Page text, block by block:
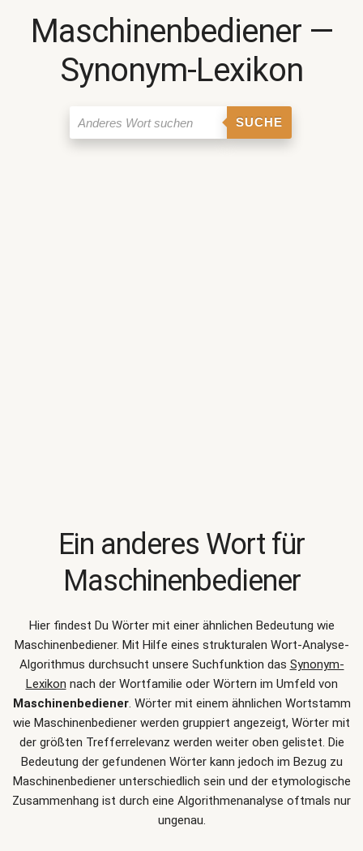
Maschinenbediener ―
Synonym-Lexikon
SUCHE
Ein anderes Wort für
Maschinenbediener
Hier findest Du Wörter mit einer ähnlichen Bedeutung wie
Maschinenbediener. Mit Hilfe eines strukturalen Wort-Analyse-
Algorithmus durchsucht unsere Suchfunktion das Synonym-
Lexikon nach der Wortfamilie oder Wörtern im Umfeld von
Maschinenbediener. Wörter mit einem ähnlichen Wortstamm
wie Maschinenbediener werden gruppiert angezeigt, Wörter mit
der größten Trefferrelevanz werden weiter oben gelistet. Die
Bedeutung der gefundenen Wörter kann jedoch im Bezug zu
Maschinenbediener unterschiedlich sein und der etymologische
Zusammenhang ist durch eine Algorithmenanalyse oftmals nur
ungenau.